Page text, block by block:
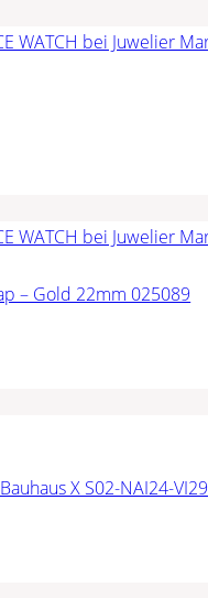
– Gold 22mm 025089
X S02-NAI24-VI29